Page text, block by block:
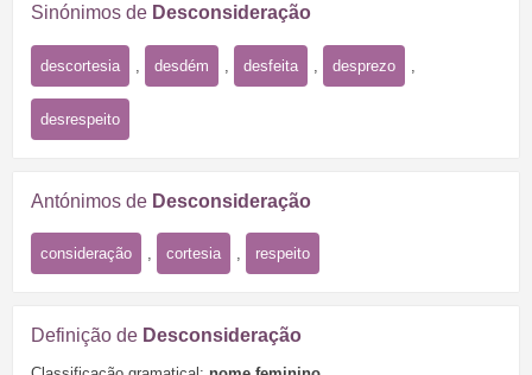
Sinónimos de Desconsideração
descortesia desdém desfeita desprezo
desrespeito
Antónimos de Desconsideração
consideração , cortesia , respeito
Definição de Desconsideração